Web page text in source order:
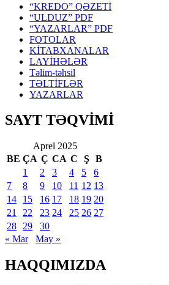
“KREDO” QƏZETİ
“ULDUZ” PDF
“YAZARLAR” PDF
FOTOLAR
KİTABXANALAR
LAYİHƏLƏR
Təlim-təhsil
TƏLTİFLƏR
YAZARLAR
SAYT TƏQVİMİ
Aprel 2025
BE ÇA Ç CA C Ş
B
1
2 3 4 5
6
7
8 9 10 11 12 13
14
15 16 17 18 19 20
21
22 23 24 25 26 27
28
29
30
« Mar
May »
HAQQIMIZDA